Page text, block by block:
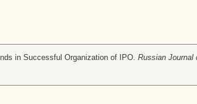
in Successful Organization of IPO. Russian Journal